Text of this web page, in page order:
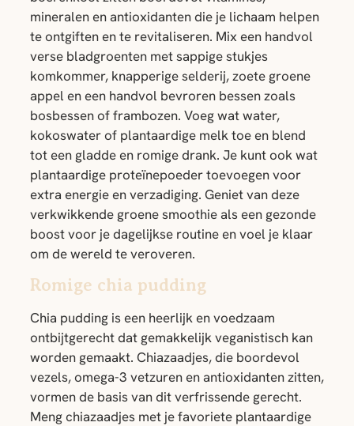
mineralen en antioxidanten die je lichaam helpen
te ontgiften en te revitaliseren. Mix een handvol
verse bladgroenten met sappige stukjes
komkommer, knapperige selderij, zoete groene
appel en een handvol bevroren bessen zoals
bosbessen of frambozen. Voeg wat water,
kokoswater of plantaardige melk toe en blend
tot een gladde en romige drank. Je kunt ook wat
plantaardige proteïnepoeder toevoegen voor
extra energie en verzadiging. Geniet van deze
verkwikkende groene smoothie als een gezonde
boost voor je dagelijkse routine en voel je klaar
om de wereld te veroveren.
Romige chia pudding
Chia pudding is een heerlijk en voedzaam
ontbijtgerecht dat gemakkelijk veganistisch kan
worden gemaakt. Chiazaadjes, die boordevol
vezels, omega-3 vetzuren en antioxidanten zitten,
vormen de basis van dit verfrissende gerecht.
Meng chiazaadjes met je favoriete plantaardige